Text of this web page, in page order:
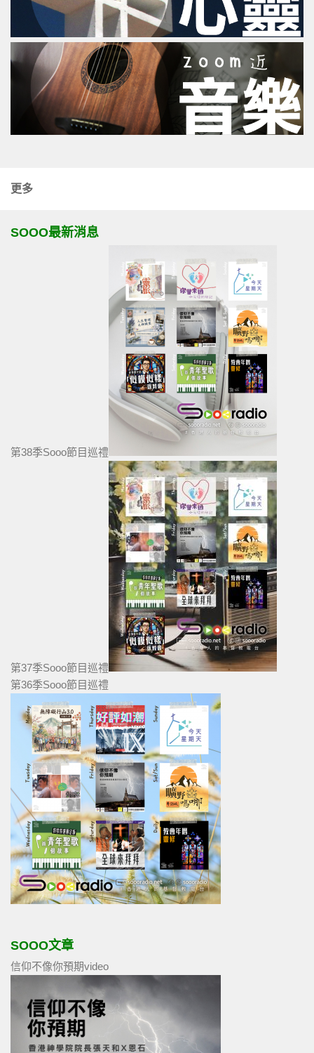
更多
SOOO最新消息
第38季Sooo節目巡禮
第37季Sooo節目巡禮
第36季Sooo節目巡禮
SOOO文章
信仰不像你預期video